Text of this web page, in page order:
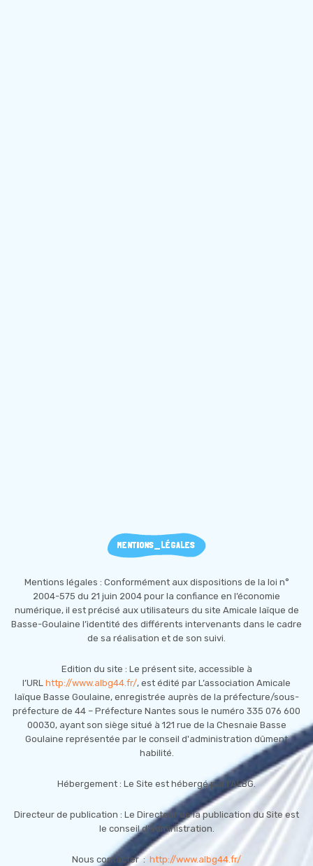
MENTIONS_LÉGALES
Mentions légales : Conformément aux dispositions de la loi n°
2004-575 du 21 juin 2004 pour la confiance en l’économie
numérique, il est précisé aux utilisateurs du site Amicale laïque de
Basse-Goulaine l’identité des différents intervenants dans le cadre
de sa réalisation et de son suivi.
Edition du site : Le présent site, accessible à
l’URL http://www.albg44.fr/, est édité par L’association Amicale
laïque Basse Goulaine, enregistrée auprès de la préfecture/sous-
préfecture de 44 – Préfecture Nantes sous le numéro 335 076 600
00030, ayant son siège situé à 121 rue de la Chesnaie Basse
Goulaine représentée par le conseil d'administration dûment
habilité.
Hébergement : Le Site est hébergé par l'ALBG.
Directeur de publication : Le Directeur de la publication du Site est
le conseil d'administration.
Nous contacter : http://www.albg44.fr/